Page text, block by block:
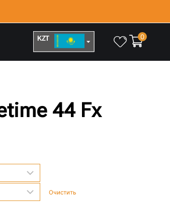
KZT 0
44 Fx
Очистить